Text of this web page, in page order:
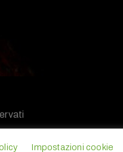
Impostazioni cookie